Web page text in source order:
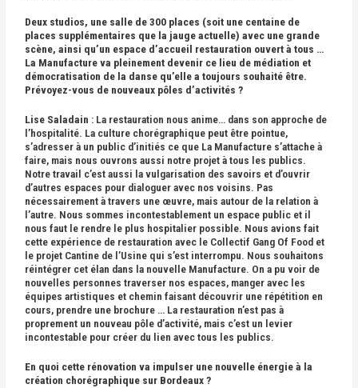
Deux studios, une salle de 300 places (soit une centaine de
places supplémentaires que la jauge actuelle) avec une grande
scène, ainsi qu’un espace d’accueil restauration ouvert à tous …
La Manufacture va pleinement devenir ce lieu de médiation et
démocratisation de la danse qu’elle a toujours souhaité être.
Prévoyez-vous de nouveaux pôles d’activités ?
Lise Saladain : La restauration nous anime… dans son approche de
l’hospitalité. La culture chorégraphique peut être pointue,
s’adresser à un public d’initiés ce que La Manufacture s’attache à
faire, mais nous ouvrons aussi notre projet à tous les publics.
Notre travail c’est aussi la vulgarisation des savoirs et d’ouvrir
d’autres espaces pour dialoguer avec nos voisins. Pas
nécessairement à travers une œuvre, mais autour de la relation à
l’autre. Nous sommes incontestablement un espace public et il
nous faut le rendre le plus hospitalier possible. Nous avions fait
cette expérience de restauration avec le Collectif Gang Of Food et
le projet Cantine de l’Usine qui s’est interrompu. Nous souhaitons
réintégrer cet élan dans la nouvelle Manufacture. On a pu voir de
nouvelles personnes traverser nos espaces, manger avec les
équipes artistiques et chemin faisant découvrir une répétition en
cours, prendre une brochure … La restauration n’est pas à
proprement un nouveau pôle d’activité, mais c’est un levier
incontestable pour créer du lien avec tous les publics.
En quoi cette rénovation va impulser une nouvelle énergieà la
création chorégraphique sur Bordeaux ?